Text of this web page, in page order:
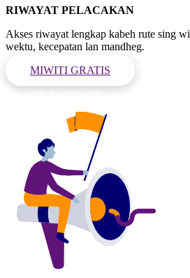
RIWAYAT PELACAKAN
Akses riwayat lengkap kabeh rute sing
wektu, kecepatan lan mandheg.
MIWITI GRATIS